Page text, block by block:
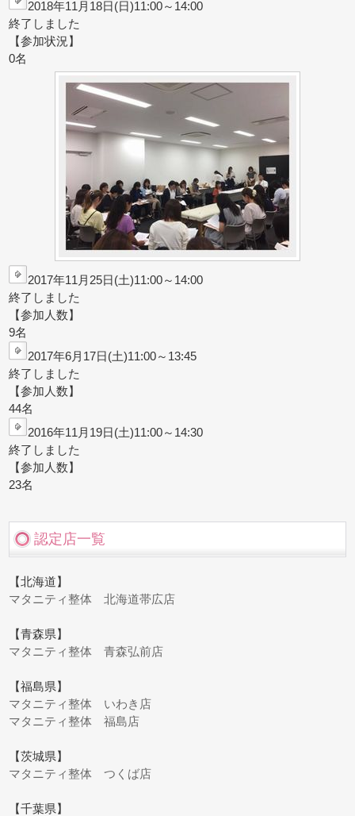
2018年11月18日(日)11:00～14:00
終了しました
【参加状況】
0名
2017年11月25日(土)11:00～14:00
終了しました
【参加人数】
9名
2017年6月17日(土)11:00～13:45
終了しました
【参加人数】
44名
2016年11月19日(土)11:00～14:30
終了しました
【参加人数】
23名
認定店一覧
【北海道】
マタニティ整体 北海道帯広店
【青森県】
マタニティ整体 青森弘前店
【福島県】
マタニティ整体 いわき店
マタニティ整体 福島店
【茨城県】
マタニティ整体 つくば店
【千葉県】